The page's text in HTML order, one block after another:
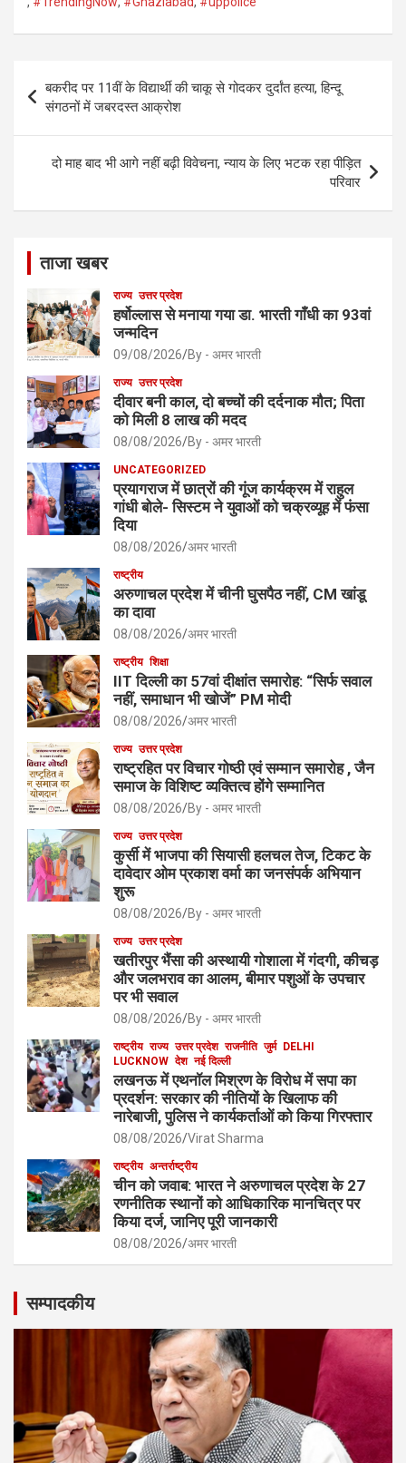
b
o
k
e
navigation
बकरीद पर 11वीं के विद्यार्थी की चाकू से गोदकर दुर्दांत हत्या, हिन्दू
संगठनों में जबरदस्त आक्रोश
दो माह बाद भी आगे नहीं बढ़ी विवेचना, न्याय के लिए भटक रहा पीड़ित
परिवार
ताजा खबर
राज्य उत्तर प्रदेश
हर्षोल्लास से मनाया गया डा. भारती गाँधी का 93वां
जन्मदिन
09/08/2026 By - अमर भारती
राज्य उत्तर प्रदेश
दीवार बनी काल, दो बच्चों की दर्दनाक मौत; पिता
को मिली 8 लाख की मदद
08/08/2026 By - अमर भारती
UNCATEGORIZED
प्रयागराज में छात्रों की गूंज कार्यक्रम में राहुल
गांधी बोले- सिस्टम ने युवाओं को चक्रव्यूह में फंसा
दिया
08/08/2026 अमर भारती
राष्ट्रीय
अरुणाचल प्रदेश में चीनी घुसपैठ नहीं, CM खांडू
का दावा
08/08/2026 अमर भारती
राष्ट्रीय शिक्षा
IIT दिल्ली का 57वां दीक्षांत समारोह: “सिर्फ सवाल
नहीं, समाधान भी खोजें” PM मोदी
08/08/2026 अमर भारती
राज्य उत्तर प्रदेश
राष्ट्रहित पर विचार गोष्ठी एवं सम्मान समारोह , जैन
समाज के विशिष्ट व्यक्तित्व होंगे सम्मानित
08/08/2026 By - अमर भारती
राज्य उत्तर प्रदेश
कुर्सी में भाजपा की सियासी हलचल तेज, टिकट के
दावेदार ओम प्रकाश वर्मा का जनसंपर्क अभियान
शुरू
08/08/2026 By - अमर भारती
राज्य उत्तर प्रदेश
खतीरपुर भैंसा की अस्थायी गोशाला में गंदगी, कीचड़
और जलभराव का आलम, बीमार पशुओं के उपचार
पर भी सवाल
08/08/2026 By - अमर भारती
राष्ट्रीय राज्य उत्तर प्रदेश राजनीति जुर्म
DELHI
LUCKNOW देश नई दिल्ली
लखनऊ में एथनॉल मिश्रण के विरोध में सपा का
प्रदर्शन: सरकार की नीतियों के खिलाफ की
नारेबाजी, पुलिस ने कार्यकर्ताओं को किया गिरफ्तार
08/08/2026 Virat Sharma
राष्ट्रीय अन्तर्राष्ट्रीय
चीन को जवाब: भारत ने अरुणाचल प्रदेश के 27
रणनीतिक स्थानों को आधिकारिक मानचित्र पर
किया दर्ज, जानिए पूरी जानकारी
08/08/2026 अमर भारती
सम्पादकीय